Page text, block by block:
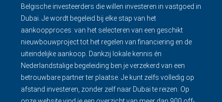
Belgische investeerders die willen investeren in vastgoed in
Dubai. Je wordt begeleid bij elke stap van het
aankoopproces: van het selecteren van een geschikt
nieuwbouwproject tot het regelen van financiering en de
uiteindelijke aankoop. Dankzij lokale kennis én
Nederlandstalige begeleiding ben je verzekerd van een
betrouwbare partner ter plaatse. Je kunt zelfs volledig op
afstand investeren, zonder zelf naar Dubai te reizen. Op